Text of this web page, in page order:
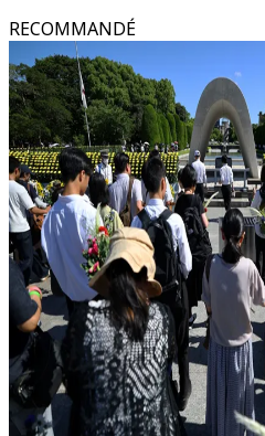
RECOMMANDÉ